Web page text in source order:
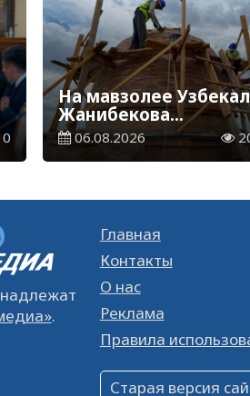
На мавзолее
Жанибекова
продолжаются
реставрационные
работы
06.08.2026
.
Главная
Контакты
О нас
Реклама
Правила
Старая версия